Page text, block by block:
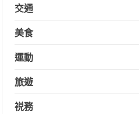
交通
美食
運動
旅遊
祱務